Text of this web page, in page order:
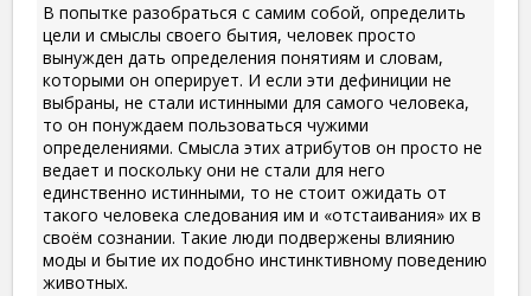
В попытке разобраться с самим собой, определить
цели и смыслы своего бытия, человек просто
вынужден дать определения понятиям и словам,
которыми он оперирует. И если эти дефиниции не
выбраны, не стали истинными для самого человека,
то он понуждаем пользоваться чужими
определениями. Смысла этих атрибутов он просто не
ведает и поскольку они не стали для него
единственно истинными, то не стоит ожидать от
такого человека следования им и «отстаивания» их в
своём сознании. Такие люди подвержены влиянию
моды и бытие их подобно инстинктивному поведению
животных.